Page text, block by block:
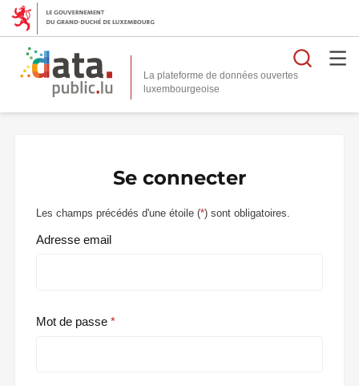
La plateforme de données ouvertes
Se connecter
Les champs précédés d'une étoile (*) sont obligatoires.
Adresse email
Mot de passe